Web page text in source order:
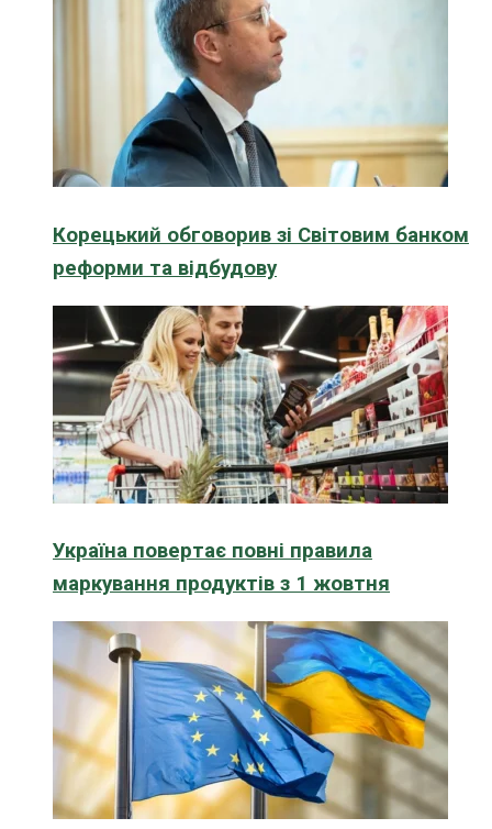
Корецький обговорив зі Світовим банком
реформи та відбудову
Україна повертає повні правила
маркування продуктів з 1 жовтня